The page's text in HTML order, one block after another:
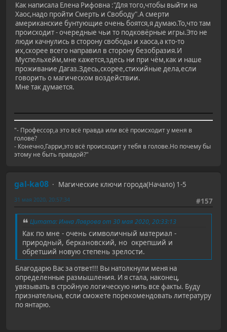
Как написала Елена Рифовна :"Для того,чтобы выйти на
Хаос,надо пройти Смерть и Свободу".А смерти
американские бунтующие очень боятся,я думаю.То,что там
происходит - очередные чьи то подковёрные игры.Это не
люди качнулись в сторону свободы и хаоса,а кто-то
их,скорее всего направил в сторону безобразия.И
Муспельхейм,мне кажется,здесь ни при чём,как и наше
проживание Дагаз.Здесь,скорее,стихийные дела,если
говорить о магическом воздействии.
Мне так думается.
"- Профессор,а это всё правда или всё происходит у меня в
голове?
- Конечно,Гарри,это всё происходит у тебя в голове.Но почему бы
этому не быть правдой?"
gal-ka08
Магические ключи города(Начало) 1-5
#157
31 мая 2020, 20:57:34
Цитата: Инна Лаврова от 30 мая 2020, 20:33:13
Как по мне - очень символичный материал -
природный, беркановский, но окрепший и
обретший новую степень зрелости.
Благодарю Вас за ответ!!! Вы натолкнули меня на
определенные размышления. И я стала, наконец,
увязывать в стройную логическую нить все факты. Буду
признательна, если сможете порекомендовать литературу
по янтарю.